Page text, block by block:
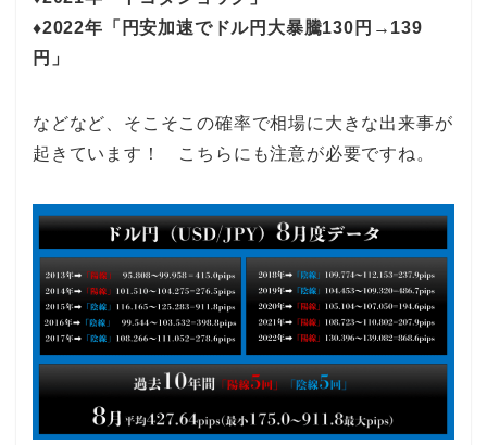
♦2022年「円安加速でドル円大暴騰130円→139
円」
などなど、そこそこの確率で相場に大きな出来事が
起きています！ こちらにも注意が必要ですね。